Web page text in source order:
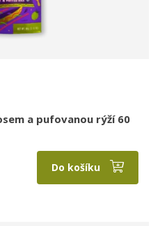
a pufovanou rýží 60
Do košíku